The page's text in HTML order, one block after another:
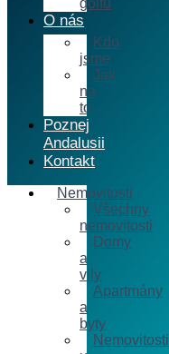
golfu
O nás
Kdo
jsme
Jak
na
to
Poznej
Andalusii
Kontakt
Nemovitosti
Všechny
nemovitosti
Domy
a
vily
Apartmány
a
byty
Nemovitosti